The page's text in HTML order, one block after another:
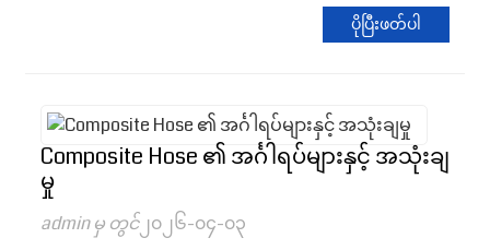
ပိုပြီးဖတ်ပါ
Composite Hose ၏ အင်္ဂါရပ်များနှင့် အသုံးချ
မှု
admin မှ တွင်၂၀၂၆-၀၄-၀၃